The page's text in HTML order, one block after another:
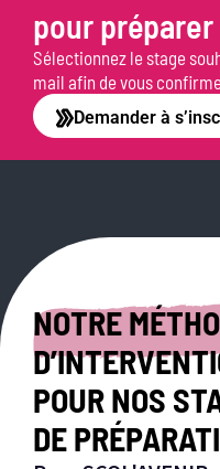
pour
Sélectionnez le stage
mail afin de vous
Demander à
NOTRE
POUR NOS
DE